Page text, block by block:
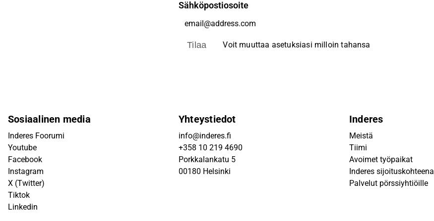
Sähköpostiosoite
Tilaa Voit muuttaa asetuksiasi milloin tahansa
Sosiaalinen media
Inderes Foorumi
Youtube
Facebook
Instagram
X (Twitter)
Tiktok
Linkedin
Yhteystiedot
info@inderes.fi
+358 10 219 4690
Porkkalankatu 5
00180 Helsinki
Inderes
Meistä
Tiimi
Avoimet työpaikat
Inderes sijoituskohteena
Palvelut pörssiyhtiöille